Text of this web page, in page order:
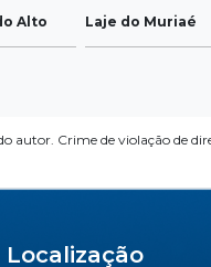
Alto Laje do Muriaé
autor. Crime de violação de
Localização